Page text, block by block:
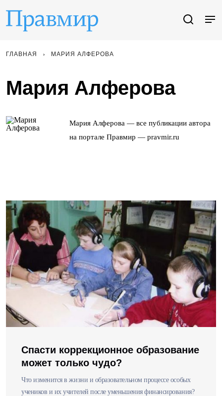
ГЛАВНАЯ МАРИЯ АЛФЕРОВА
Мария Алферова
Мария Алферова — все публикации автора
на портале Правмир — pravmir.ru
Спасти коррекционное образование
может только чудо?
Что изменится в жизни и образовательном процессе особых
учеников и их учителей после уменьшения финансирования?